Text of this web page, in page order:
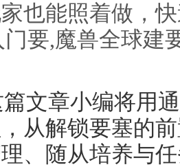
也能照着做，
门要,魔兽全球建
文章小编将用
从解锁要塞的
、随从培养与